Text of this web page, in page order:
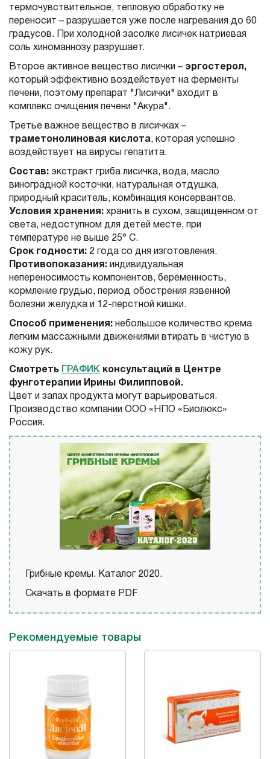
термочувствительное, тепловую обработку не
переносит – разрушается уже после нагревания до 60
градусов. При холодной засолке лисичек натриевая
соль хиноманнозу разрушает.
Второе активное вещество лисички – эргостерол,
который эффективно воздействует на ферменты
печени, поэтому препарат "Лисички" входит в
комплекс очищения печени "Акура".
Третье важное вещество в лисичках –
траметонолиновая кислота, которая успешно
воздействует на вирусы гепатита.
Состав: экстракт гриба лисичка, вода, масло
виноградной косточки, натуральная отдушка,
природный краситель, комбинация консервантов.
Условия хранения: хранить в сухом, защищенном от
света, недоступном для детей месте, при
температуре не выше 25° С.
Срок годности: 2 года со дня изготовления.
Противопоказания: индивидуальная
непереносимость компонентов, беременность,
кормление грудью, период обострения язвенной
болезни желудка и 12-перстной кишки.
Способ применения: небольшое количество крема
легким массажными движениями втирать в чистую в
кожу рук.
Смотреть ГРАФИК консультаций в Центре
фунготерапии Ирины Филипповой.
Цвет и запах продукта могут варьироваться.
Производство компании ООО «НПО «Биолюкс»
Россия.
Грибные кремы. Каталог 2020.
Скачать в формате PDF
Рекомендуемые товары